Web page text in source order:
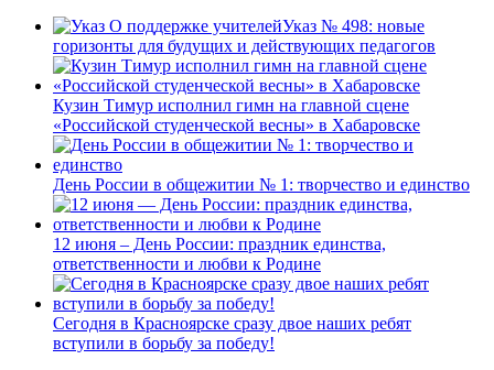
Указ № 498: новые
горизонты для будущих и действующих педагогов
Кузин Тимур исполнил гимн на главной сцене
«Российской студенческой весны» в Хабаровске
День России в общежитии № 1: творчество и единство
12 июня – День России: праздник единства,
ответственности и любви к Родине
Сегодня в Красноярске сразу двое наших ребят
вступили в борьбу за победу!